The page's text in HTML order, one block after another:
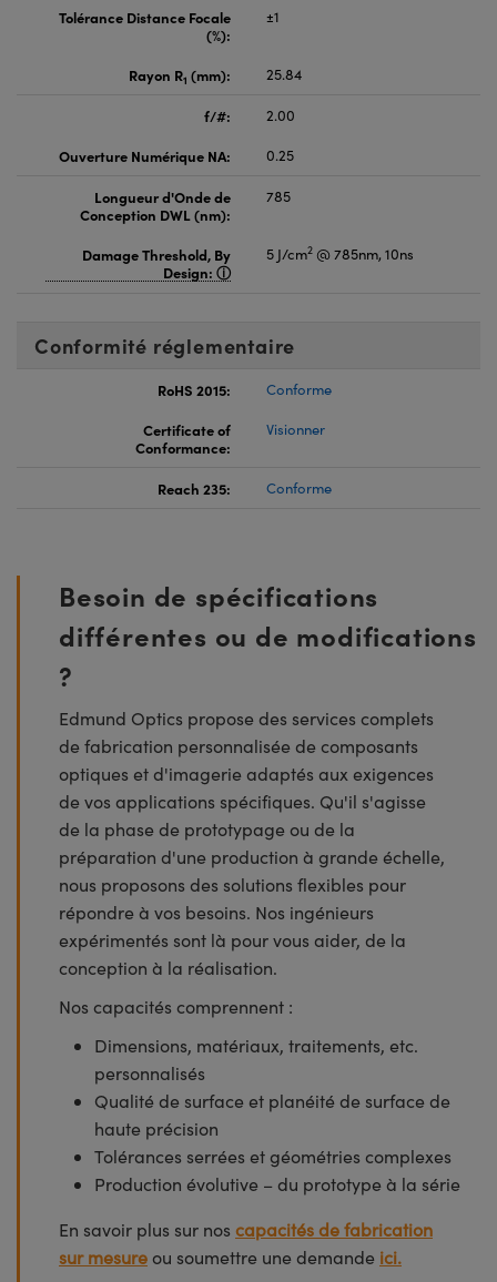
Tolérance Distance Focale
(%):
±1
Rayon R1 (mm): 25.84
f/#:
2.00
Ouverture Numérique NA:
0.25
Longueur d'Onde de
Conception DWL (nm):
785
Damage Threshold, By
Design:
5 J/cm2 @ 785nm, 10ns
Conformité réglementaire
RoHS 2015:
Conforme
Certificate of
Conformance:
Visionner
Reach 235: Conforme
Besoin de spécifications
différentes ou de modifications
?
Edmund Optics propose des services complets
de fabrication personnalisée de composants
optiques et d'imagerie adaptés aux exigences
de vos applications spécifiques. Qu'il s'agisse
de la phase de prototypage ou de la
préparation d'une production à grande échelle,
nous proposons des solutions flexibles pour
répondre à vos besoins. Nos ingénieurs
expérimentés sont là pour vous aider, de la
conception à la réalisation.
Nos capacités comprennent :
Dimensions, matériaux, traitements, etc.
personnalisés
Qualité de surface et planéité de surface de
haute précision
Tolérances serrées et géométries complexes
Production évolutive – du prototype à la série
En savoir plus sur nos capacités de fabrication
sur mesure ou soumettre une demande ici.